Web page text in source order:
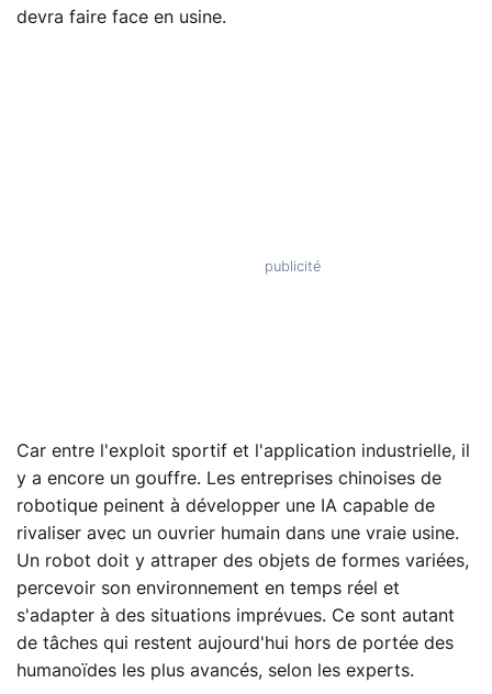
devra faire face en usine.
Car entre l'exploit sportif et l'application industrielle, il
y a encore un gouffre. Les entreprises chinoises de
robotique peinent à développer une IA capable de
rivaliser avec un ouvrier humain dans une vraie usine.
Un robot doit y attraper des objets de formes variées,
percevoir son environnement en temps réel et
s'adapter à des situations imprévues. Ce sont autant
de tâches qui restent aujourd'hui hors de portée des
humanoïdes les plus avancés, selon les experts.